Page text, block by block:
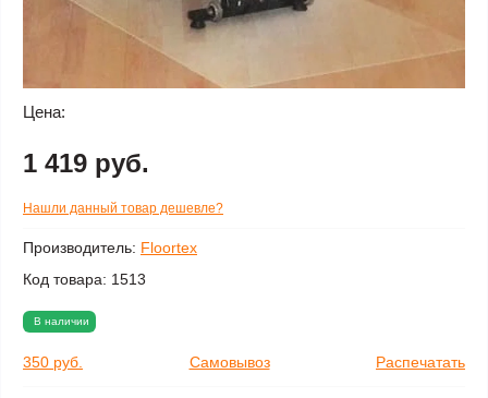
Производитель: Floortex
Код товара: 1513
В наличии
350 руб. Самовывоз Распечатать
Цена:
1 419 руб.
Нашли данный товар дешевле?